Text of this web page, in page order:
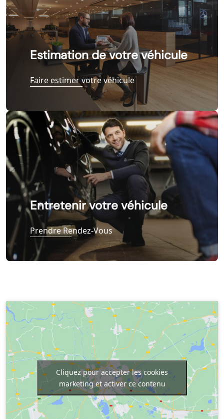
Estimation de votre véhicule
Faire estimer votre véhicule
Entretenir votre véhicule
Prendre Rendez-Vous
Cliquez pour accepter les cookies
marketing et activer ce contenu